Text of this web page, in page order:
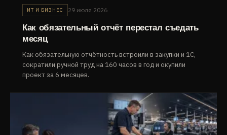
ИТ И БИЗНЕС 29 июля 2026
Как обязательный отчёт перестал съедать
месяц
Как обязательную отчётность встроили в закупки и 1С,
сократили ручной труд на 160 часов в год и окупили
проект за 6 месяцев.